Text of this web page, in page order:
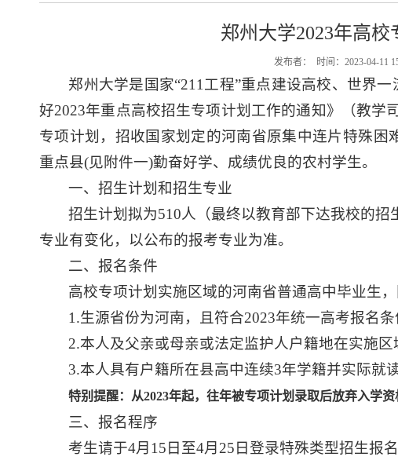
郑州大学2023年高
发布者： 时间：2023-04-11
郑州大学是国家“211工程”重点建设高校、世界
好2023年重点高校招生专项计划工作的通知》（教学
专项计划，招收国家划定的河南省原集中连片特殊
重点县(见附件一)勤奋好学、成绩优良的农村学生。
一、招生计划和招生专业
招生计划拟为510人（最终以教育部下达我校的
专业有变化，以公布的报考专业为准。
二、报名条件
高校专项计划实施区域的河南省普通高中毕业生
1.生源省份为河南，且符合2023年统一高考报名条
2.本人及父亲或母亲或法定监护人户籍地在实施
3.本人具有户籍所在县高中连续3年学籍并实际就读
特别提醒：从2023年起，往年被专项计划录取后放弃入学
三、报名程序
考生请于4月15日至4月25日登录特殊类型招生报